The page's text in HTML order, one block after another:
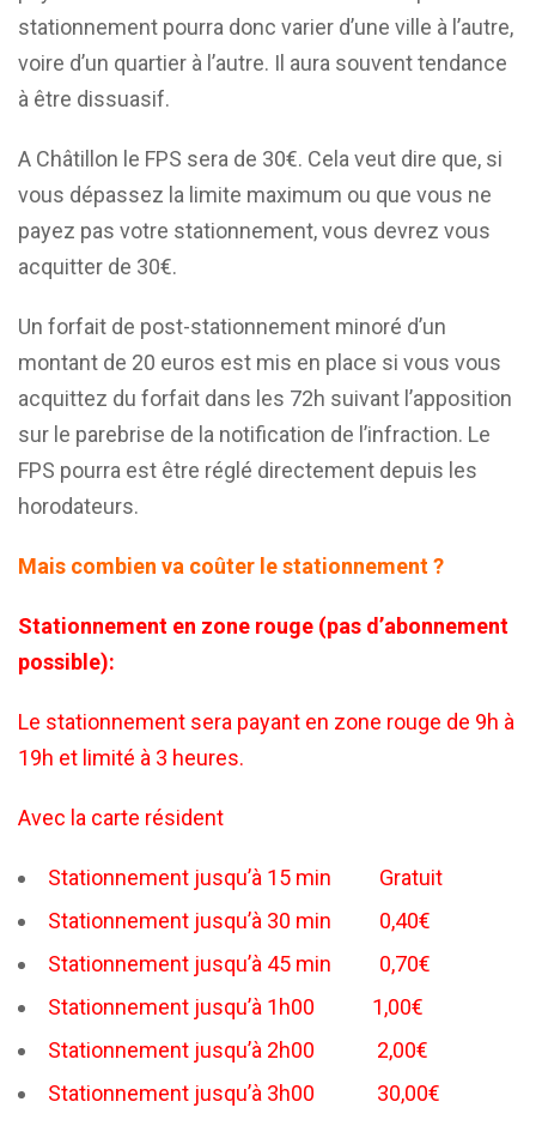
stationnement pourra donc varier d’une ville à l’autre,
voire d’un quartier à l’autre. Il aura souvent tendance
à être dissuasif.
A Châtillon le FPS sera de 30€. Cela veut dire que, si
vous dépassez la limite maximum ou que vous ne
payez pas votre stationnement, vous devrez vous
acquitter de 30€.
Un forfait de post-stationnement minoré d’un
montant de 20 euros est mis en place si vous vous
acquittez du forfait dans les 72h suivant l’apposition
sur le parebrise de la notification de l’infraction. Le
FPS pourra est être réglé directement depuis les
horodateurs.
Mais combien va coûter le stationnement ?
Stationnement en zone rouge (pas d’abonnement
possible):
Le stationnement sera payant en zone rouge de 9h à
19h et limité à 3 heures.
Avec la carte résident
Stationnement jusqu’à 15 min Gratuit
Stationnement jusqu’à 30 min 0,40€
Stationnement jusqu’à 45 min 0,70€
Stationnement jusqu’à 1h00 1,00€
Stationnement jusqu’à 2h00 2,00€
Stationnement jusqu’à 3h00 30,00€